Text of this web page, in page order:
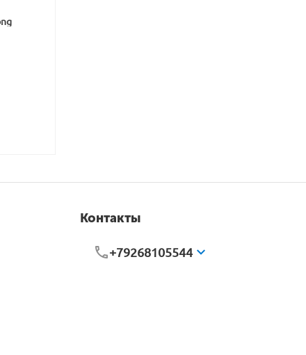
Контакты
+79268105544